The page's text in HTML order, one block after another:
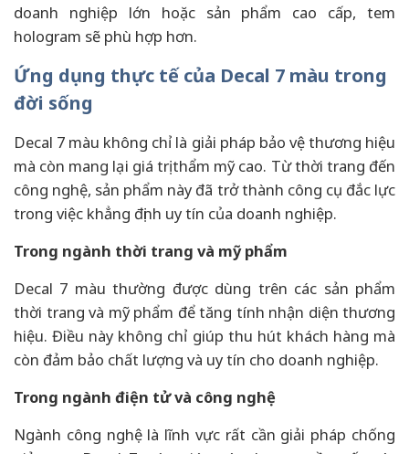
doanh nghiệp lớn hoặc sản phẩm cao cấp, tem
hologram sẽ phù hợp hơn.
Ứng dụng thực tế của Decal 7 màu trong
đời sống
Decal 7 màu không chỉ là giải pháp bảo vệ thương hiệu
mà còn mang lại giá trị thẩm mỹ cao. Từ thời trang đến
công nghệ, sản phẩm này đã trở thành công cụ đắc lực
trong việc khẳng định uy tín của doanh nghiệp.
Trong ngành thời trang và mỹ phẩm
Decal 7 màu thường được dùng trên các sản phẩm
thời trang và mỹ phẩm để tăng tính nhận diện thương
hiệu. Điều này không chỉ giúp thu hút khách hàng mà
còn đảm bảo chất lượng và uy tín cho doanh nghiệp.
Trong ngành điện tử và công nghệ
Ngành công nghệ là lĩnh vực rất cần giải pháp chống